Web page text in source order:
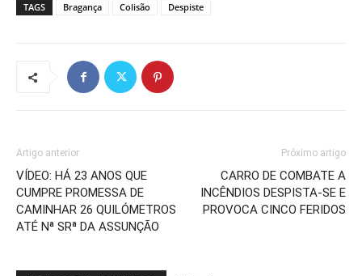
TAGS Bragança Colisão Despiste
Artigo anterior
VÍDEO: HÁ 23 ANOS QUE
CUMPRE PROMESSA DE
CAMINHAR 26 QUILÓMETROS
ATÉ Nª SRª DA ASSUNÇÃO
Próximo artigo
CARRO DE COMBATE A
INCÊNDIOS DESPISTA-SE E
PROVOCA CINCO FERIDOS